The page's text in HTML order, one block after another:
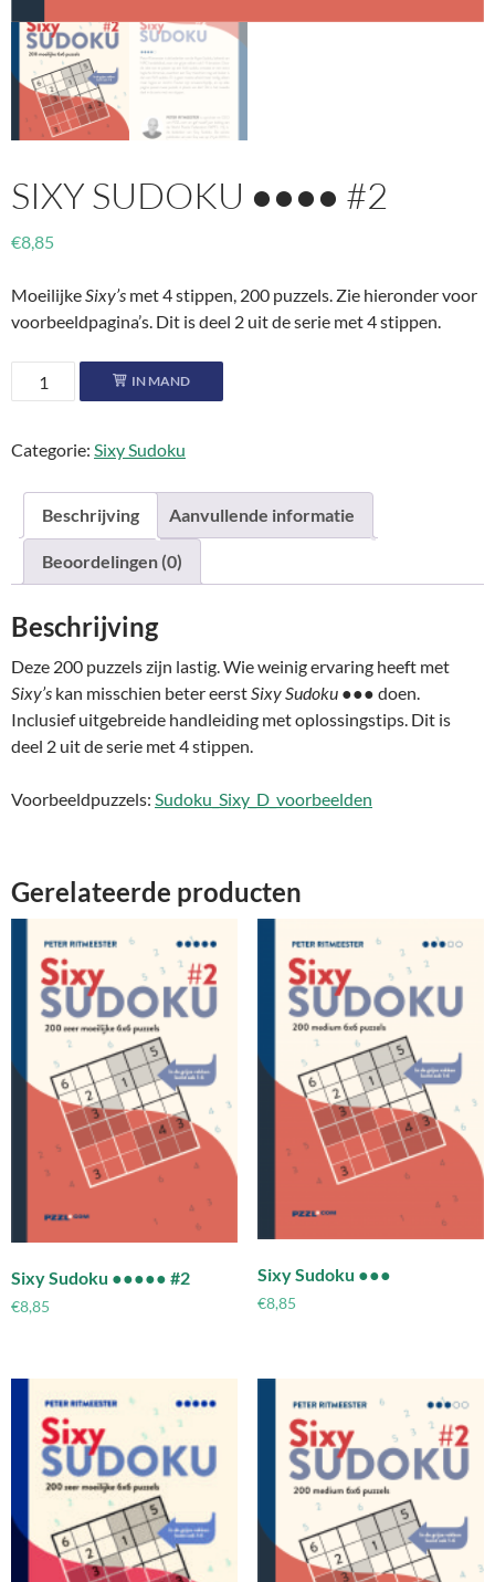
SIXY SUDOKU ●●●● #2
€8,85
MoeilijkeSixy’s met 4 stippen, 200 puzzels. Zie hieronder voor
voorbeeldpagina’s. Dit is deel 2 uit de serie met 4 stippen.
Sudoku
#2
IN MAND
Categorie: Sixy Sudoku
Beschrijving Aanvullende informatie
Beoordelingen (0)
Beschrijving
Deze 200 puzzels zijn lastig. Wie weinig ervaring heeft met
Sixy’s kan misschien beter eerstSixy Sudoku ●●● doen.
Inclusief uitgebreide handleiding met oplossingstips. Dit is
deel 2 uit de serie met 4 stippen.
Voorbeeldpuzzels: Sudoku_Sixy_D_voorbeelden
Gerelateerde producten
Sixy Sudoku ●●●●● #2
€8,85
Sixy Sudoku ●●●
€8,85